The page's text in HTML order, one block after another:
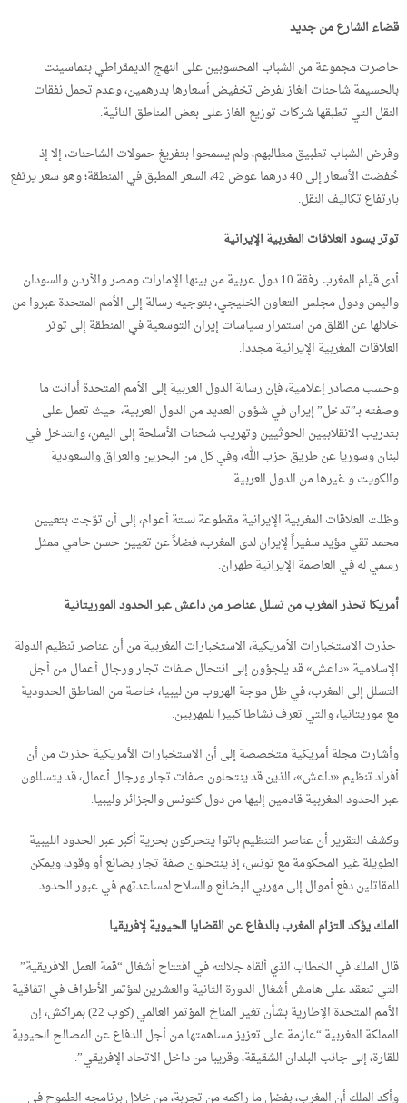
قضاء الشارع من جديد
حاصرت مجموعة من الشباب المحسوبين على النهج الديمقراطي بتماسينت
بالحسيمة شاحنات الغاز لفرض تخفيض أسعارها بدرهمين، وعدم تحمل نفقات
النقل التي تطبقها شركات توزيع الغاز على بعض المناطق النائية.
وفرض الشباب تطبيق مطالبهم، ولم يسمحوا بتفريغ حمولات الشاحنات، إلا إذ
خُفضت الأسعار إلى 40 درهما عوض 42، السعر المطبق في المنطقة؛ وهو سعر يرتفع
بارتفاع تكاليف النقل.
توتر يسود العلاقات المغربية الإيرانية
أدى قيام المغرب رفقة 10 دول عربية من بينها الإمارات ومصر والأردن والسودان
واليمن ودول مجلس التعاون الخليجي، بتوجيه رسالة إلى الأمم المتحدة عبروا من
خلالها عن القلق من استمرار سياسات إيران التوسعية في المنطقة إلى توتر
العلاقات المغربية الإيرانية مجددا.
وحسب مصادر إعلامية، فإن رسالة الدول العربية إلى الأمم المتحدة أدانت ما
وصفته بـ”تدخل” إيران في شؤون العديد من الدول العربية، حيث تعمل على
بتدريب الانقلابيين الحوثيين وتهريب شحنات الأسلحة إلى اليمن، والتدخل في
لبنان وسوريا عن طريق حزب الله، وفي كل من البحرين والعراق والسعودية
والكويت و غيرها من الدول العربية.
وظلت العلاقات المغربية الإيرانية مقطوعة لستة أعوام، إلى أن توّجت بتعيين
محمد تقي مؤيد سفيراً لإيران لدى المغرب، فضلاً عن تعيين حسن حامي ممثل
رسمي له في العاصمة الإيرانية طهران.
أمريكا تحذر المغرب من تسلل عناصر من داعش عبر الحدود الموريتانية
حذرت الاستخبارات الأمريكية، الاستخبارات المغربية من أن عناصر تنظيم الدولة
الإسلامية «داعش» قد يلجؤون إلى انتحال صفات تجار ورجال أعمال من أجل
التسلل إلى المغرب، في ظل موجة الهروب من ليبيا، خاصة من المناطق الحدودية
مع موريتانيا، والتي تعرف نشاطا كبيرا للمهربين.
وأشارت مجلة أمريكية متخصصة إلى أن الاستخبارات الأمريكية حذرت من أن
أفراد تنظيم «داعش»، الذين قد ينتحلون صفات تجار ورجال أعمال، قد يتسللون
عبر الحدود المغربية قادمين إليها من دول كتونس والجزائر وليبيا.
وكشف التقرير أن عناصر التنظيم باتوا يتحركون بحرية أكبر عبر الحدود الليبية
الطويلة غير المحكومة مع تونس، إذ ينتحلون صفة تجار بضائع أو وقود، ويمكن
للمقاتلين دفع أموال إلى مهربي البضائع والسلاح لمساعدتهم في عبور الحدود.
الملك يؤكد التزام المغرب بالدفاع عن القضايا الحيوية لإفريقيا
قال الملك في الخطاب الذي ألقاه جلالته في افتتاح أشغال “قمة العمل الافريقية”
التي تنعقد على هامش أشغال الدورة الثانية والعشرين لمؤتمر الأطراف في اتفاقية
الأمم المتحدة الإطارية بشأن تغير المناخ المؤتمر العالمي (كوب 22) بمراكش، إن
المملكة المغربية “عازمة على تعزيز مساهمتها من أجل الدفاع عن المصالح الحيوية
للقارة، إلى جانب البلدان الشقيقة، وقريبا من داخل الاتحاد الإفريقي”.
وأكد الملك أن المغرب، بفضل ما راكمه من تجربة، من خلال برنامجه الطموح في